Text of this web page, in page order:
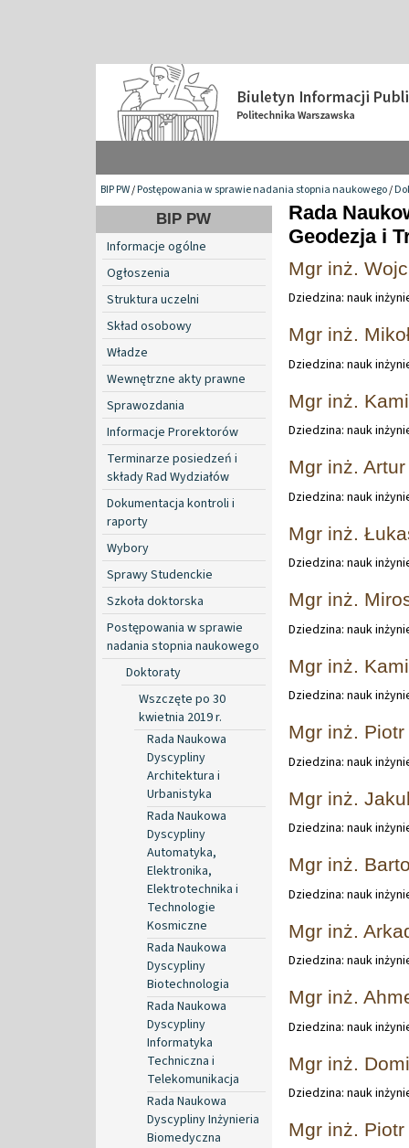
BIP PW/Postępowania w sprawie nadania stopnia naukowego/
BIP PW
Informacje ogólne
Ogłoszenia
Struktura uczelni
Skład osobowy
Władze
Wewnętrzne akty prawne
Sprawozdania
Informacje Prorektorów
Terminarze posiedzeń i
składy Rad Wydziałów
Dokumentacja kontroli i
raporty
Wybory
Sprawy Studenckie
Szkoła doktorska
Postępowania w sprawie
nadania stopnia naukowego
Doktoraty
Wszczęte po 30
kwietnia 2019 r.
Rada Naukowa
Dyscypliny
Architektura i
Urbanistyka
Rada Naukowa
Dyscypliny
Automatyka,
Elektronika,
Elektrotechnika i
Technologie
Kosmiczne
Rada Naukowa
Dyscypliny
Biotechnologia
Rada Naukowa
Dyscypliny
Informatyka
Techniczna i
Telekomunikacja
Rada Naukowa
Dyscypliny Inżynieria
Biomedyczna
Rada
Geodezja i
Mgr inż.
Dziedzina: nauk
Mgr inż.
Dziedzina: nauk
Mgr inż.
Dziedzina: nauk
Mgr inż.
Dziedzina: nauk
Mgr inż.
Dziedzina: nauk
Mgr inż.
Dziedzina: nauk
Mgr inż.
Dziedzina: nauk
Mgr inż.
Dziedzina: nauk
Mgr inż.
Dziedzina: nauk
Mgr inż.
Dziedzina: nauk
Mgr inż.
Dziedzina: nauk
Mgr inż.
Dziedzina: nauk
Mgr inż.
Dziedzina: nauk
Mgr inż.